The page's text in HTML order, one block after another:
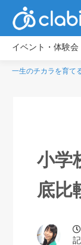
イベント・体験会
一生のチカラを育て
小学
底比